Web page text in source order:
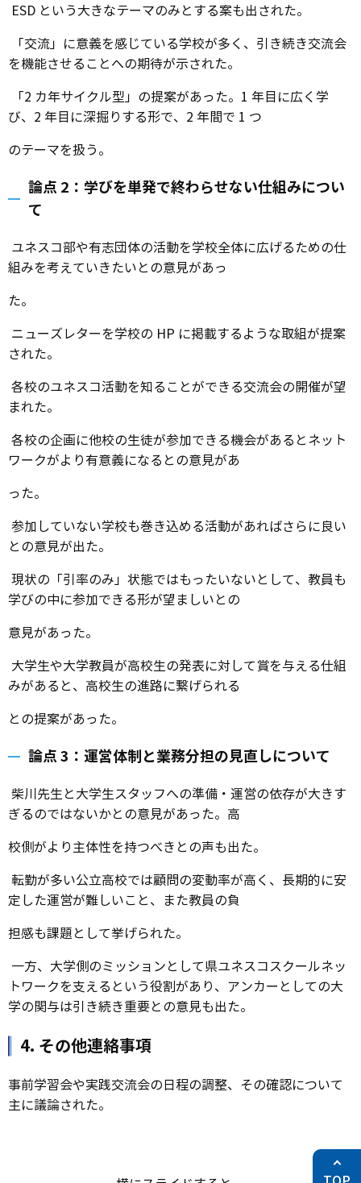
択肢として考えられる。
「共通テーマ＋自校テーマのハイブリッド型」が望ましい
との意見があった。学校の実態に合わせ
て選択できる柔軟な仕組みが取り組みやすい。
を機能させることへの期待が示された。
び、2 年目に深掘りする形で、2 年間で 1 つ
て
ユネスコ部や有志団体の活動を学校全体に広げるための仕
組みを考えていきたいとの意見があっ
た。
ニューズレターを学校の HP に掲載するような取組が提案
各校のユネスコ活動を知ることができる交流会の開催が望
まれた。
各校の企画に他校の生徒が参加できる機会があるとネット
ワークがより有意義になるとの意見があ
った。
参加していない学校も巻き込める活動があればさらに良い
との意見が出た。
現状の「引率のみ」状態ではもったいないとして、教員も
学びの中に参加できる形が望ましいとの
意見があった。
大学生や大学教員が高校生の発表に対して賞を与える仕組
みがあると、高校生の進路に繋げられる
との提案があった。
論点 3：運営体制と業務分担の見直しについて
柴川先生と大学生スタッフへの準備・運営の依存が大きす
ぎるのではないかとの意見があった。高
校側がより主体性を持つべきとの声も出た。
転勤が多い公立高校では顧問の変動率が高く、長期的に安
一方、大学側のミッションとして県ユネスコスクールネッ
トワークを支えるという役割があり、アンカーとしての大
4. その他連絡事項